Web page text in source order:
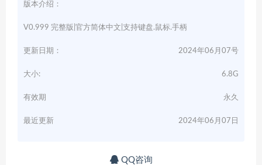
版本介绍：
V0.999 完整版|官方简体中文|支持键盘.鼠标.手柄
更新日期： 2024年06月07号
大小: 6.8G
有效期 永久
最近更新 2024年06月07日
QQ咨询